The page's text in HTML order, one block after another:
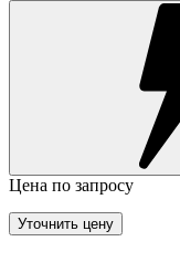
Цена по запросу
Уточнить цену